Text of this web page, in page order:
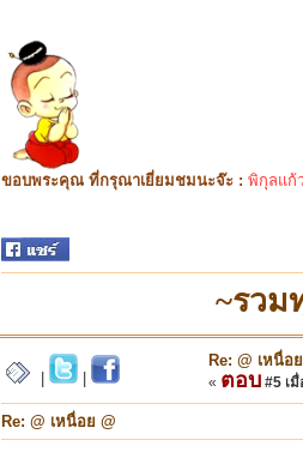
ขอบพระคุณ ที่กรุณาเยี่ยมชมนะจ๊ะ : พิกุลแก้
~รวม
Re: @ เหนื่อ
« ตอบ #5 เมื่
Re: @ เหนื่อย @